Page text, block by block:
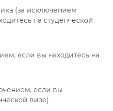
(за исключением
на студенческой
если вы находитесь на
если вы
визе)